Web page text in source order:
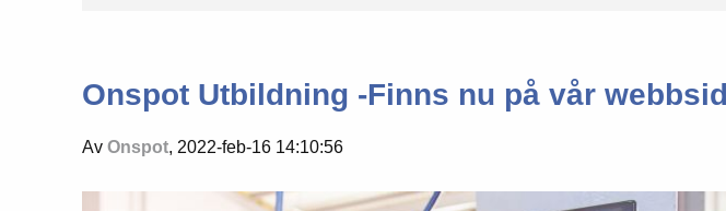
Onspot Utbildning -Finns nu på vår
Av Onspot, 2022-feb-16 14:10:56